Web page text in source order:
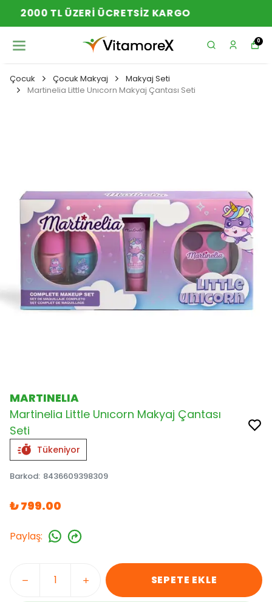
YENI SEZON ÜRÜNLER
0
Çocuk Çocuk Makyaj
Makyaj Seti
Martinelia Little Unıcorn Makyaj Çantası Seti
MARTINELIA
Martinelia Little Unıcorn Makyaj Çantası
Seti
Tükeniyor
Barkod: 8436609398309
₺ 799.00
Paylaş:
SEPETE EKLE